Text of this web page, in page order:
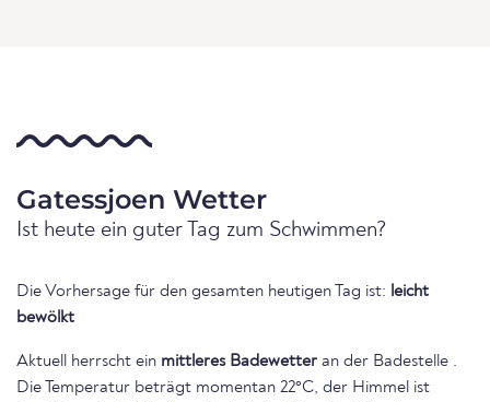
Gatessjoen Wetter
Ist heute ein guter Tag zum Schwimmen?
Die Vorhersage für den gesamten heutigen Tag ist: leicht
bewölkt
Aktuell herrscht ein mittleres Badewetter an der Badestelle .
Die Temperatur beträgt momentan 22°C, der Himmel ist